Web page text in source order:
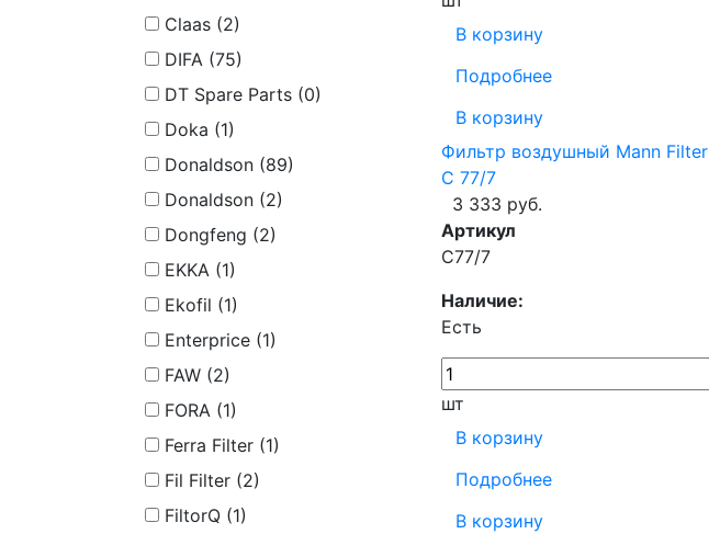
Claas (2)
DIFA (75)
DT Spare Parts (0)
Doka (1)
Donaldson (89)
Donaldson (2)
Dongfeng (2)
EKKA (1)
Ekofil (1)
Enterprice (1)
FAW (2)
FORA (1)
Ferra Filter (1)
Fil Filter (2)
FiltorQ (1)
В корзину
Подробнее
В корзину
Фильтр воздушный Mann Filter
C 77/7
3 333 руб.
Артикул
C77/7
Наличие:
Есть
шт
В корзину
Подробнее
В корзину